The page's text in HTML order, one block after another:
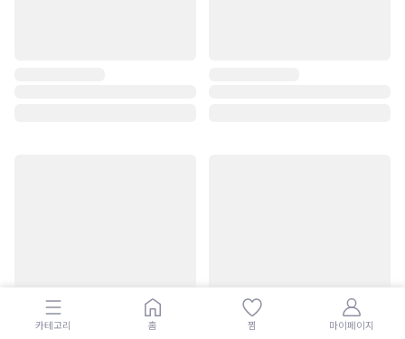
카테고리 홈 찜 마이페이지